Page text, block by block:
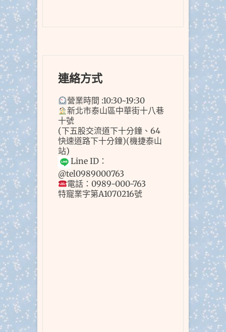
連絡方式
營業時間 :10:30~19:30
新北市泰山區中華街十八巷
十號
(下五股交流道下十分鐘、64
快速道路下十分鐘)(機捷泰山
站)
Line ID：
@tel0989000763
電話：0989-000-763
特寵業字第A1070216號